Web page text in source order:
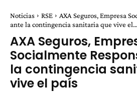
Noticias RSE
AXA Seguros, Empresa
ante la contingencia sanitaria que vive el...
AXA Seguros,
Socialmente
la contingencia
vive el país